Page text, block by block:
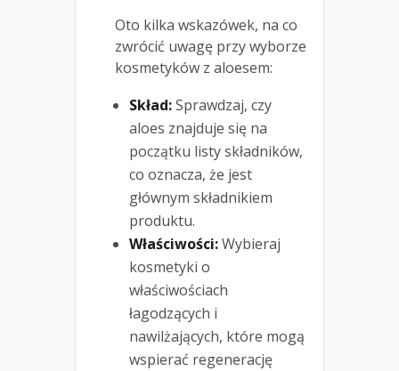
Oto kilka wskazówek, na co
zwrócić uwagę przy wyborze
kosmetyków z aloesem:
Skład:Sprawdzaj, czy
aloes znajduje się na
początku listy składników,
co oznacza, że jest
głównym składnikiem
produktu.
Właściwości:Wybieraj
kosmetyki o
właściwościach
łagodzących i
nawilżających, które mogą
wspierać regenerację